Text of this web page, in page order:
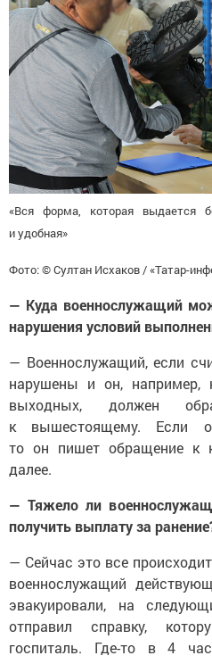
«Вся форма, которая выдается
и удобная»
Фото: © Султан Исхаков / «Татар-
— Куда военнослужащий
нарушения условий
— Военнослужащий, если
нарушены и он, например,
выходных, должен
к вышестоящему. Если
то он пишет обращение к
далее.
— Тяжело ли
получить выплату за
— Сейчас это все
военнослужащий
эвакуировали, на
отправил справку,
госпиталь. Где-то в 4